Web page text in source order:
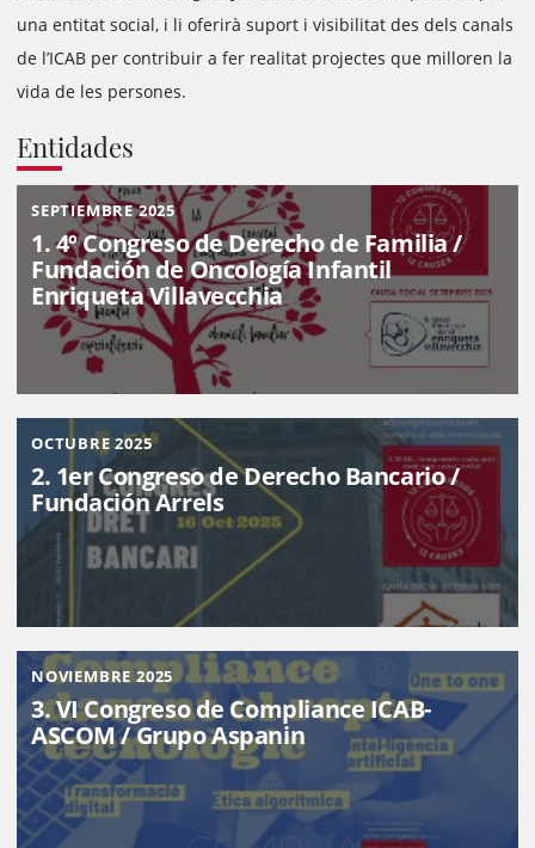
una entitat social, i li oferirà suport i visibilitat des dels canals
de l’ICAB per contribuir a fer realitat projectes que milloren la
vida de les persones.
Entidades
SEPTIEMBRE 2025
1. 4º Congreso de Derecho de Familia /
Fundación de Oncología Infantil
Enriqueta Villavecchia
OCTUBRE 2025
2. 1er Congreso de Derecho Bancario /
Fundación Arrels
NOVIEMBRE 2025
3. VI Congreso de Compliance ICAB-
ASCOM / Grupo Aspanin